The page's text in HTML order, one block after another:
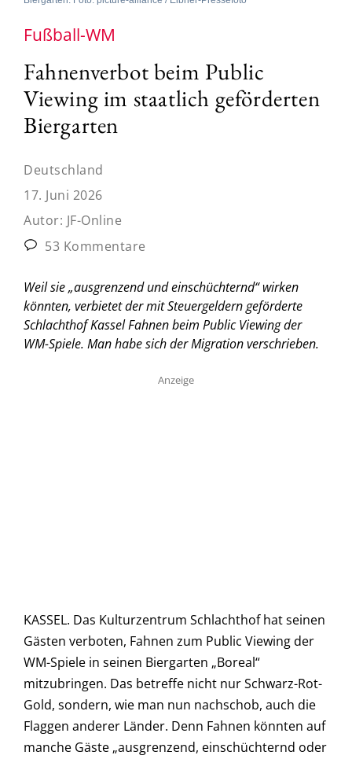
Fußball-WM
Fahnenverbot beim Public
Viewing im staatlich geförderten
Biergarten
Deutschland
17. Juni 2026
Autor: JF-Online
53 Kommentare
Weil sie „ausgrenzend und einschüchternd“ wirken
könnten, verbietet der mit Steuergeldern geförderte
Schlachthof Kassel Fahnen beim Public Viewing der
WM-Spiele. Man habe sich der Migration verschrieben.
Anzeige
KASSEL. Das Kulturzentrum Schlachthof hat seinen
Gästen verboten, Fahnen zum Public Viewing der
WM-Spiele in seinen Biergarten „Boreal“
mitzubringen. Das betreffe nicht nur Schwarz-Rot-
Gold, sondern, wie man nun nachschob, auch die
Flaggen anderer Länder. Denn Fahnen könnten auf
manche Gäste „ausgrenzend, einschüchternd oder